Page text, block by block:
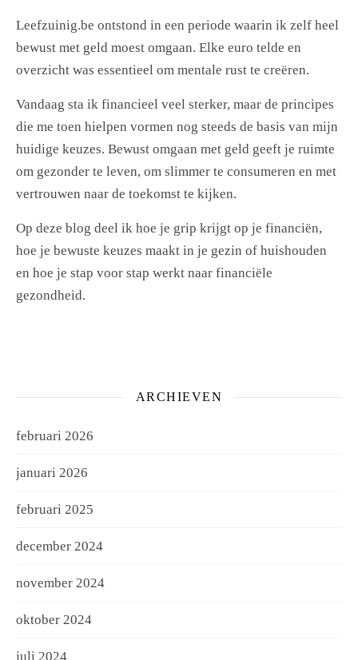
Leefzuinig.be ontstond in een periode waarin ik zelf heel
bewust met geld moest omgaan. Elke euro telde en
overzicht was essentieel om mentale rust te creëren.
Vandaag sta ik financieel veel sterker, maar de principes
die me toen hielpen vormen nog steeds de basis van mijn
huidige keuzes. Bewust omgaan met geld geeft je ruimte
om gezonder te leven, om slimmer te consumeren en met
vertrouwen naar de toekomst te kijken.
Op deze blog deel ik hoe je grip krijgt op je financiën,
hoe je bewuste keuzes maakt in je gezin of huishouden
en hoe je stap voor stap werkt naar financiële
gezondheid.
ARCHIEVEN
februari 2026
januari 2026
februari 2025
december 2024
november 2024
oktober 2024
juli 2024